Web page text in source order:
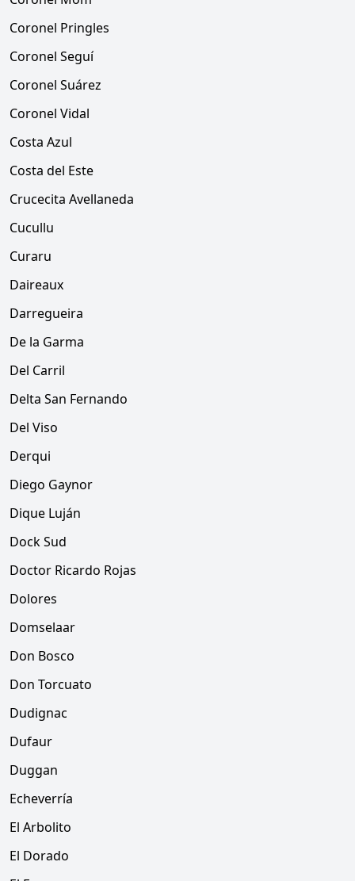
Coronel Pringles
Coronel Seguí
Coronel Suárez
Coronel Vidal
Costa Azul
Costa del Este
Crucecita Avellaneda
Cucullu
Curaru
Daireaux
Darregueira
De la Garma
Del Carril
Delta San Fernando
Del Viso
Derqui
Diego Gaynor
Dique Luján
Dock Sud
Doctor Ricardo Rojas
Dolores
Domselaar
Don Bosco
Don Torcuato
Dudignac
Dufaur
Duggan
Echeverría
El Arbolito
El Dorado